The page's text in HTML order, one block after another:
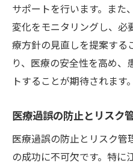
サポートを行います。また
変化をモニタリングし、必
療方針の見直しを提案する
り、医療の安全性を高め、
トすることが期待されます。
医療過誤の防止とリスク
医療過誤の防止とリスク管
の成功に不可欠です。特に